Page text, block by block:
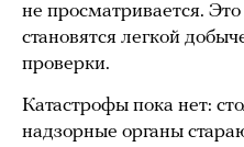
не просматривается.
становятся легкой
проверки.
Катастрофы пока нет:
надзорные органы